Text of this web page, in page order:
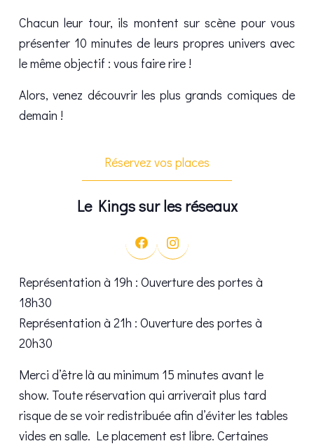
Chacun leur tour, ils montent sur scène pour vous
présenter 10 minutes de leurs propres univers avec
le même objectif : vous faire rire !
Alors, venez découvrir les plus grands comiques de
demain !
Réservez vos places
Le Kings sur les réseaux
Représentation à 19h : Ouverture des portes à
18h30
Représentation à 21h : Ouverture des portes à
20h30
Merci d’être là au minimum 15 minutes avant le
show. Toute réservation qui arriverait plus tard
risque de se voir redistribuée afin d’éviter les tables
vides en salle. Le placement est libre. Certaines